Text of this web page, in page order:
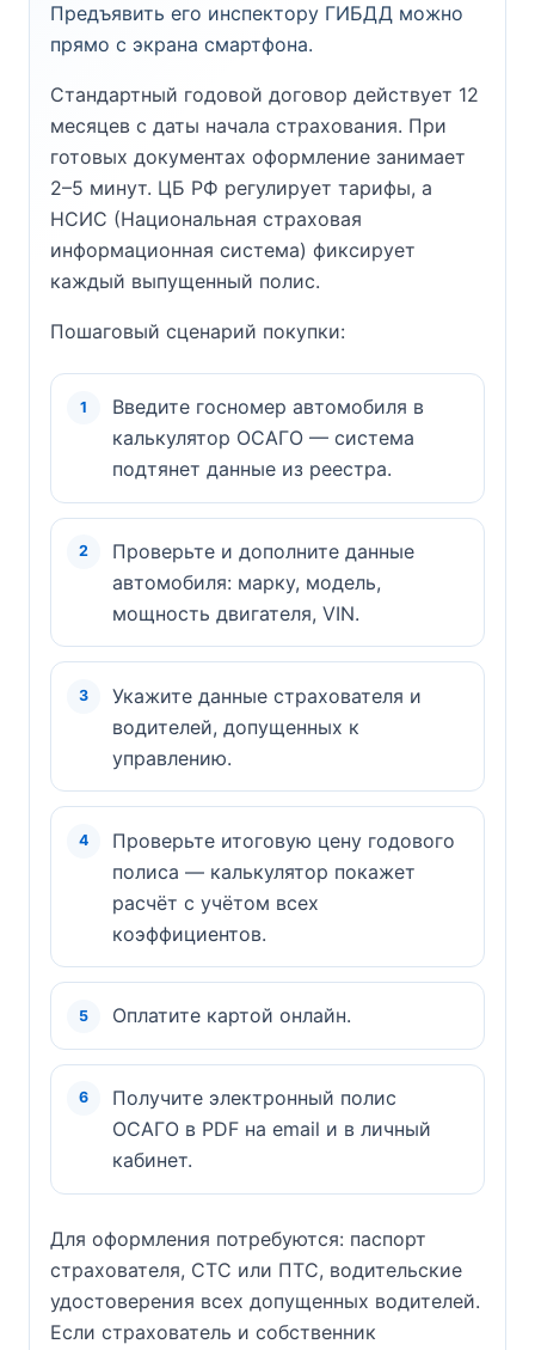
Предъявить его инспектору ГИБДД можно
прямо с экрана смартфона.
Стандартный годовой договор действует 12
месяцев с даты начала страхования. При
готовых документах оформление занимает
2–5 минут. ЦБ РФ регулирует тарифы, а
НСИС (Национальная страховая
информационная система) фиксирует
каждый выпущенный полис.
Пошаговый сценарий покупки:
Введите госномер автомобиля в
калькулятор ОСАГО — система
подтянет данные из реестра.
Проверьте и дополните данные
автомобиля: марку, модель,
мощность двигателя, VIN.
Укажите данные страхователя и
водителей, допущенных к
управлению.
Проверьте итоговую цену годового
полиса — калькулятор покажет
расчёт с учётом всех
коэффициентов.
Оплатите картой онлайн.
Получите электронный полис
ОСАГО в PDF на email и в личный
кабинет.
Для оформления потребуются: паспорт
страхователя, СТС или ПТС, водительские
удостоверения всех допущенных водителей.
Если страхователь и собственник